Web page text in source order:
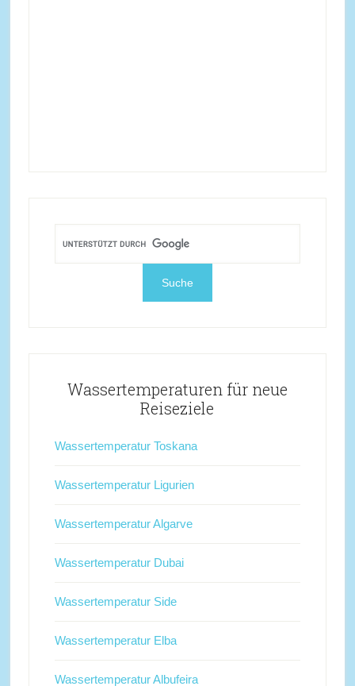
Wassertemperaturen für neue
Reiseziele
Wassertemperatur Toskana
Wassertemperatur Ligurien
Wassertemperatur Algarve
Wassertemperatur Dubai
Wassertemperatur Side
Wassertemperatur Elba
Wassertemperatur Albufeira